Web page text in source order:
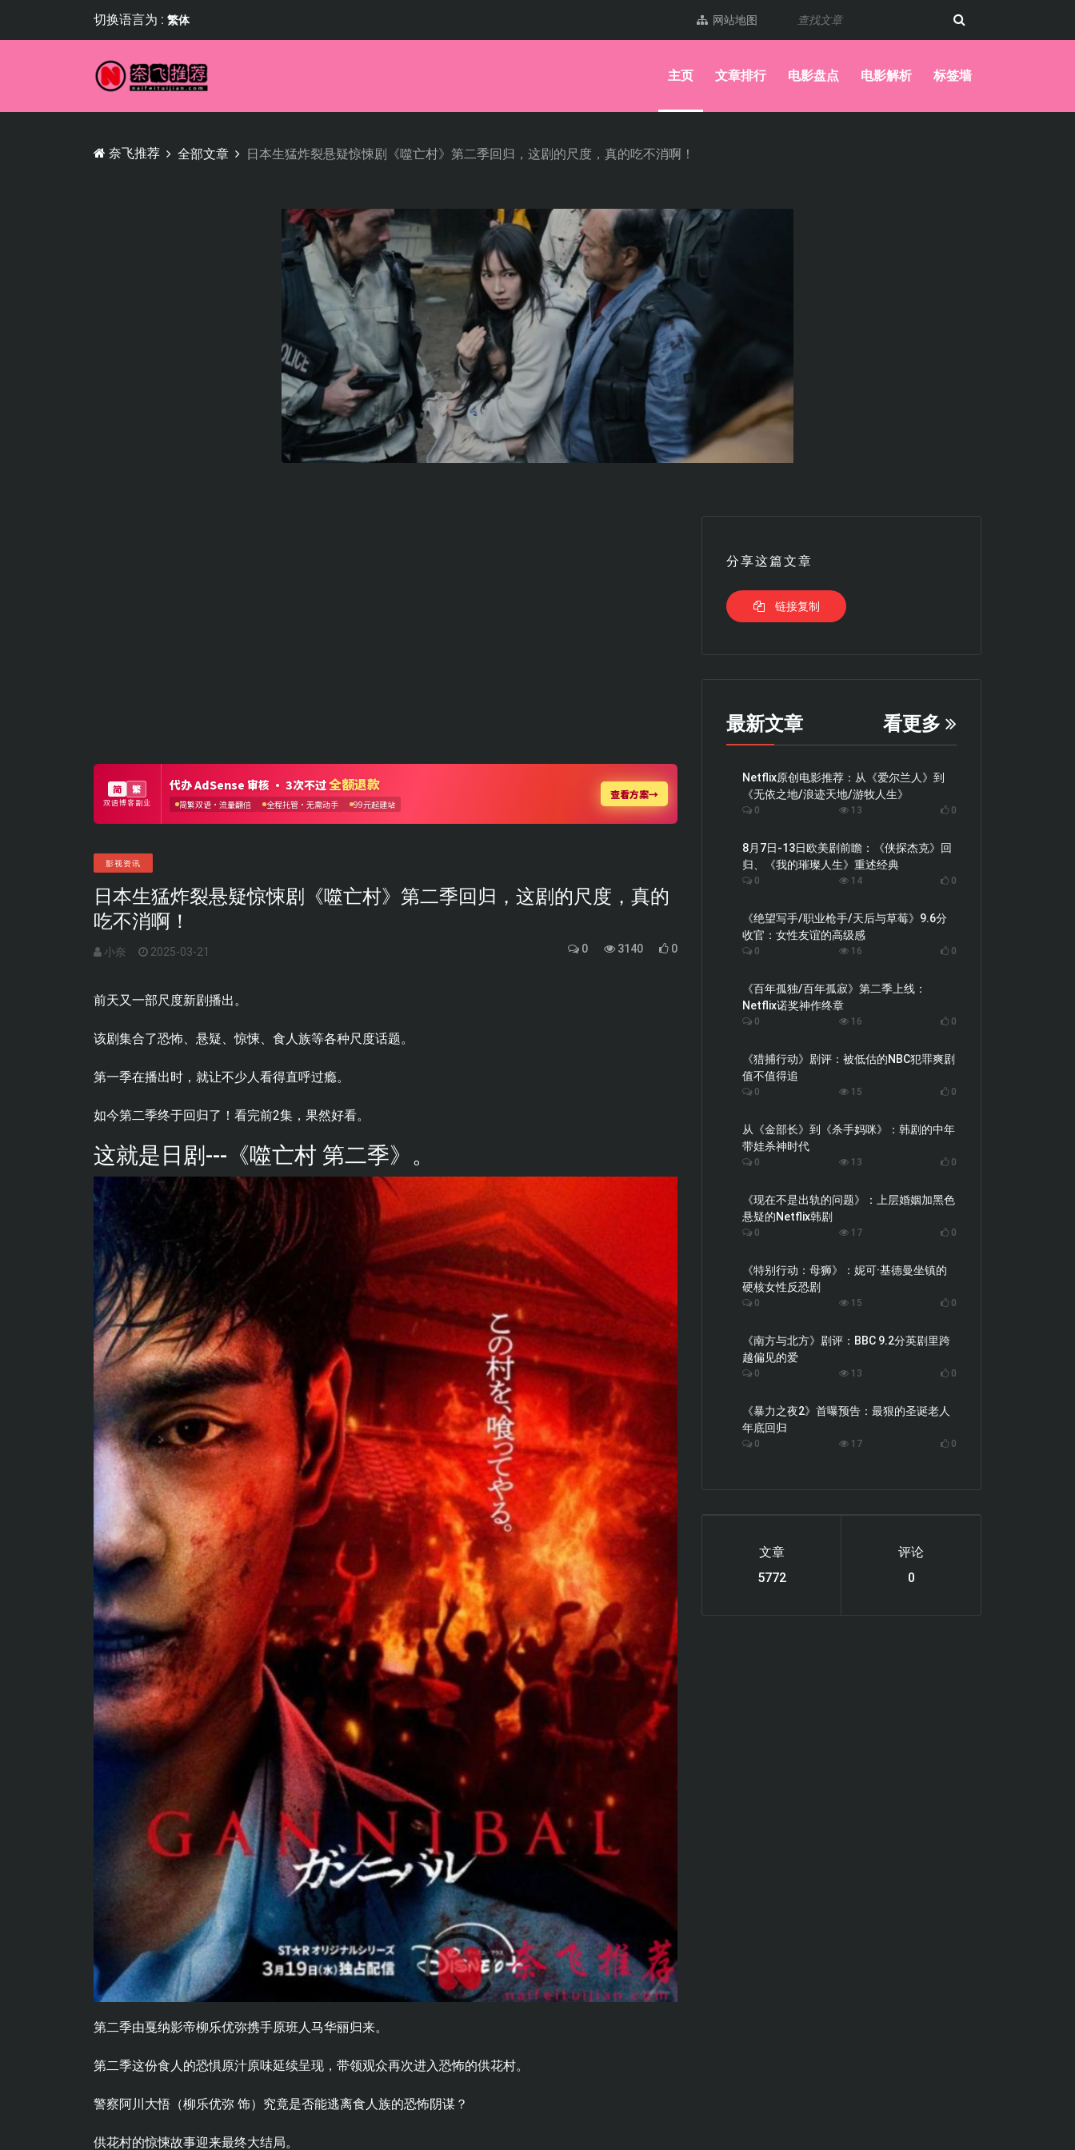
切换语言为 : 繁体 网站地图
主页 文章排行 电影盘点 电影解析 标签墙
奈飞推荐 全部文章 日本生猛炸裂悬疑惊悚剧《噬亡村》第二季回归，这剧的尺度，真的吃不消啊！
影视资讯
日本生猛炸裂悬疑惊悚剧《噬亡村》第二季回归，这剧的尺度，真的
吃不消啊！
小奈 2025-03-21 0 3140 0
前天又一部尺度新剧播出。
该剧集合了恐怖、悬疑、惊悚、食人族等各种尺度话题。
第一季在播出时，就让不少人看得直呼过瘾。
如今第二季终于回归了！看完前2集，果然好看。
这就是日剧---《噬亡村 第二季》。
第二季由戛纳影帝柳乐优弥携手原班人马华丽归来。
第二季这份食人的恐惧原汁原味延续呈现，带领观众再次进入恐怖的供花村。
警察阿川大悟（柳乐优弥 饰）究竟是否能逃离食人族的恐怖阴谋？
供花村的惊悚故事迎来最终大结局。
分享这篇文章
链接复制
最新文章 看更多
Netflix原创电影推荐：从《爱尔兰人》到
《无依之地/浪迹天地/游牧人生》
0 13 0
8月7日-13日欧美剧前瞻：《侠探杰克》回
归、《我的璀璨人生》重述经典
0 14 0
《绝望写手/职业枪手/天后与草莓》9.6分
收官：女性友谊的高级感
0 16 0
《百年孤独/百年孤寂》第二季上线：
Netflix诺奖神作终章
0 16 0
《猎捕行动》剧评：被低估的NBC犯罪爽剧
值不值得追
0 15 0
从《金部长》到《杀手妈咪》：韩剧的中年
带娃杀神时代
0 13 0
《现在不是出轨的问题》：上层婚姻加黑色
悬疑的Netflix韩剧
0 17 0
《特别行动：母狮》：妮可·基德曼坐镇的
硬核女性反恐剧
0 15 0
《南方与北方》剧评：BBC 9.2分英剧里跨
越偏见的爱
0 13 0
《暴力之夜2》首曝预告：最狠的圣诞老人
年底回归
0 17 0
文章
6119
评论
0